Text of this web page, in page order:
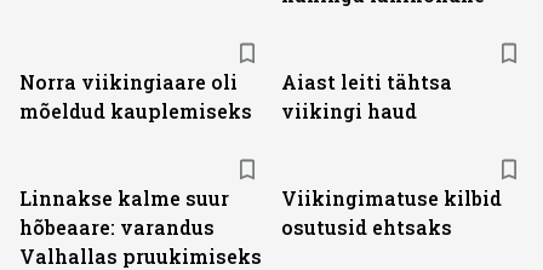
Norra viikingiaare oli
mõeldud kauplemiseks
Aiast leiti tähtsa
viikingi haud
Linnakse kalme suur
hõbeaare: varandus
Valhallas pruukimiseks
Viikingimatuse kilbid
osutusid ehtsaks